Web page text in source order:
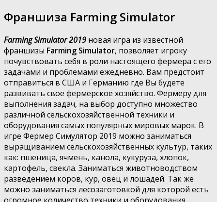
Франшиза Farming Simulator
Farming Simulator 2019 новая игра из известной
франшизы Farming Simulator, позволяет игроку
почувствовать себя в роли настоящего фермера с его
задачами и проблемами ежедневно. Вам предстоит
отправиться в США и Германию где Вы будете
развивать свое фермерское хозяйство. Фермеру для
выполнения задач, на выбор доступно множество
различной сельскохозяйственной техники и
оборудования самых популярных мировых марок. В
игре Фермер Симулятор 2019 можно заниматься
выращиванием сельскохозяйственных культур, таких
как: пшеница, ячмень, канола, кукуруза, хлопок,
картофель, свекла. Заниматься животноводством
разведением коров, кур, овец и лошадей. Так же
можно заниматься лесозаготовкой для которой есть